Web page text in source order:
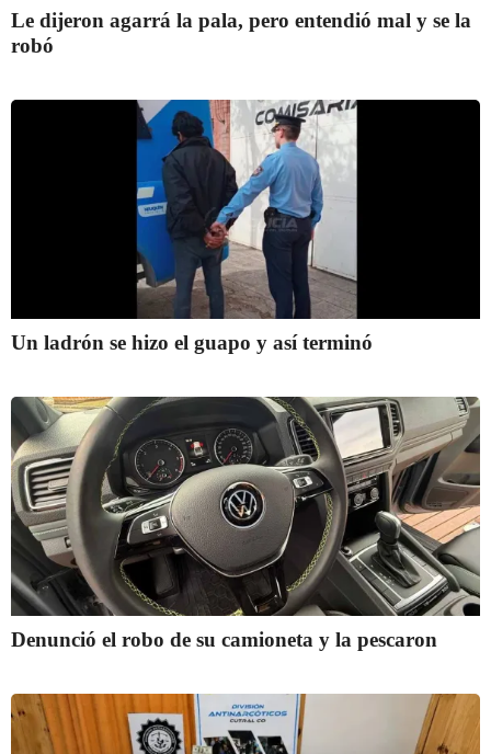
Le dijeron agarrá la pala, pero entendió mal y se la
robó
Un ladrón se hizo el guapo y así terminó
Denunció el robo de su camioneta y la pescaron